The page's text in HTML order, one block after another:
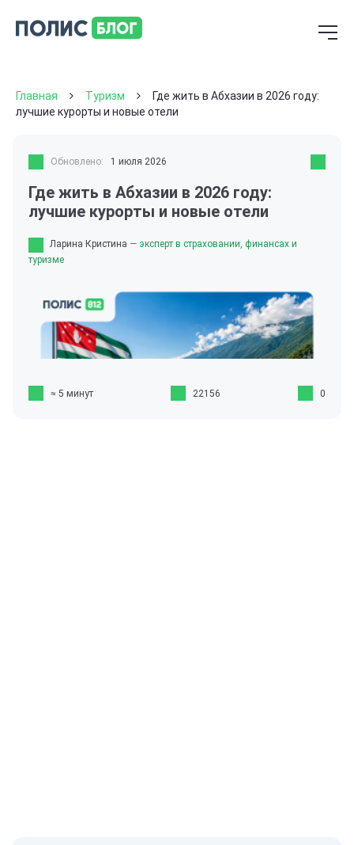
Главная Туризм
Где жить в Абхазии в 2026 году:
лучшие курорты и новые отели
Обновлено: 1 июля 2026
Где жить в Абхазии в 2026 году:
лучшие курорты и новые отели
Ларина Кристина — эксперт в страховании, финансах и
туризме
≈ 5 минут 22156 0